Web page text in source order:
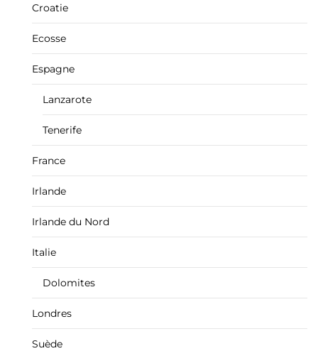
Croatie
Ecosse
Espagne
Lanzarote
Tenerife
France
Irlande
Irlande du Nord
Italie
Dolomites
Londres
Suède